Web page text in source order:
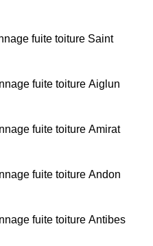
fuite toiture Saint
fuite toiture Aiglun
fuite toiture Amirat
fuite toiture Andon
fuite toiture Antibes